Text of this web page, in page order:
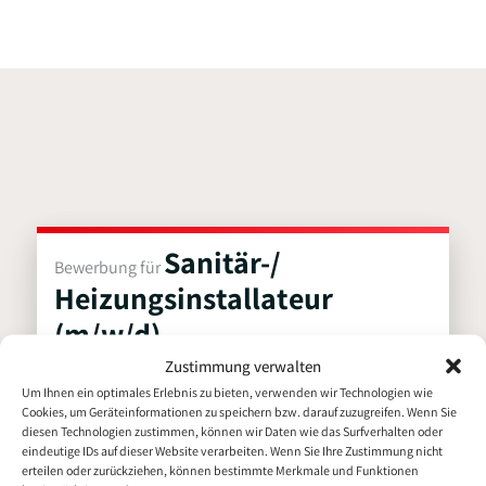
Zustimmung verwalten
Um Ihnen ein optimales Erlebnis zu bieten, verwenden wir Technologien wie
Cookies, um Geräteinformationen zu speichern bzw. darauf zuzugreifen. Wenn Sie
diesen Technologien zustimmen, können wir Daten wie das Surfverhalten oder
eindeutige IDs auf dieser Website verarbeiten. Wenn Sie Ihre Zustimmung nicht
erteilen oder zurückziehen, können bestimmte Merkmale und Funktionen
Bewerbung fürSanitär-/
Heizungsinstallateur
(m/w/d)
Persönliche Daten
Vorname